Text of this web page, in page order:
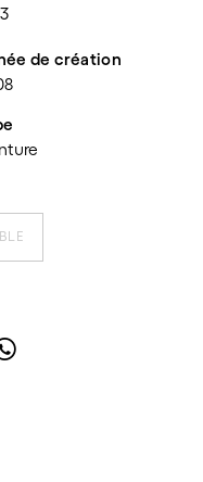
de création